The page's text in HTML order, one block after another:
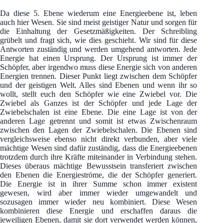
Da diese 5. Ebene wiederum eine Energieebene ist, leben
auch hier Wesen. Sie sind meist geistiger Natur und sorgen für
die Einhaltung der Gesetzmäßigkeiten. Der Schreibling
grübelt und fragt sich, wie dies geschieht. Wir sind für diese
Antworten zuständig und werden umgehend antworten. Jede
Energie hat einen Ursprung. Der Ursprung ist immer der
Schöpfer, aber irgendwo muss diese Energie sich von anderen
Energien trennen. Dieser Punkt liegt zwischen dem Schöpfer
und der geistigen Welt. Alles sind Ebenen und wenn ihr so
wollt, stellt euch den Schöpfer wie eine Zwiebel vor. Die
Zwiebel als Ganzes ist der Schöpfer und jede Lage der
Zwiebelschalen ist eine Ebene. Die eine Lage ist von der
anderen Lage getrennt und somit ist etwas Zwischenraum
zwischen den Lagen der Zwiebelschalen. Die Ebenen sind
vergleichsweise ebenso nicht direkt verbunden, aber viele
mächtige Wesen sind dafür zuständig, dass die Energieebenen
trotzdem durch ihre Kräfte miteinander in Verbindung stehen.
Dieses überaus mächtige Bewusstsein transferiert zwischen
den Ebenen die Energieströme, die der Schöpfer generiert.
Die Energie ist in ihrer Summe schon immer existent
gewesen, wird aber immer wieder umgewandelt und
sozusagen immer wieder neu kombiniert. Diese Wesen
kombinieren diese Energie und erschaffen daraus die
jeweiligen Ebenen, damit sie dort verwendet werden können,